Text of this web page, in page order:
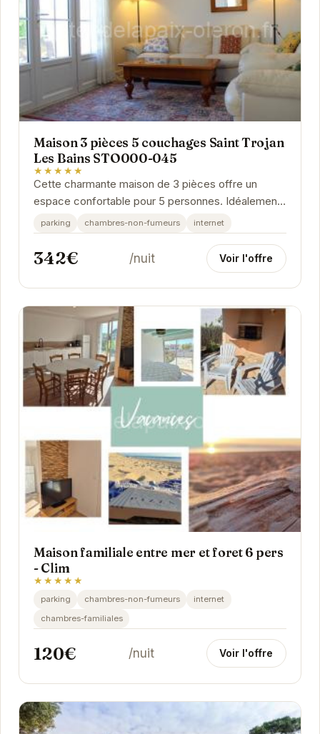
Maison 3 pièces 5 couchages Saint Trojan
Les Bains STO000-045
★★★★★
Cette charmante maison de 3 pièces offre un
espace confortable pour 5 personnes. Idéalement
située à Saint-Trojan-les-Bains, elle permet un...
parking chambres-non-fumeurs internet
342€ /nuit Voir l'offre
Maison familiale entre mer et foret 6 pers
- Clim
★★★★★
parking chambres-non-fumeurs
internet
chambres-familiales
120€ /nuit Voir l'offre